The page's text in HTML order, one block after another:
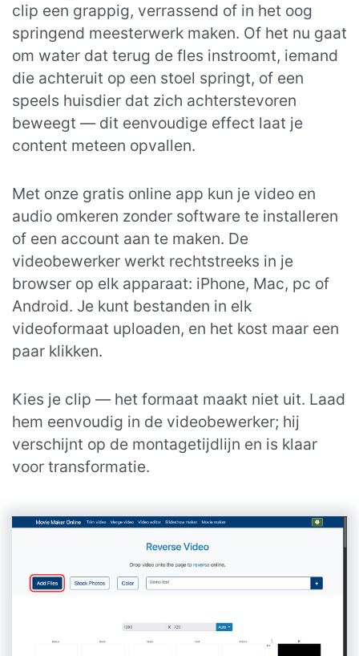
clip een grappig, verrassend of in het oog
springend meesterwerk maken. Of het nu gaat
om water dat terug de fles instroomt, iemand
die achteruit op een stoel springt, of een
speels huisdier dat zich achterstevoren
beweegt — dit eenvoudige effect laat je
content meteen opvallen.
Met onze gratis online app kun je video en
audio omkeren zonder software te installeren
of een account aan te maken. De
videobewerker werkt rechtstreeks in je
browser op elk apparaat: iPhone, Mac, pc of
Android. Je kunt bestanden in elk
videoformaat uploaden, en het kost maar een
paar klikken.
Kies je clip — het formaat maakt niet uit. Laad
hem eenvoudig in de videobewerker; hij
verschijnt op de montagetijdlijn en is klaar
voor transformatie.